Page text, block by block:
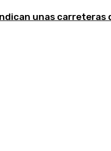
unas carreteras